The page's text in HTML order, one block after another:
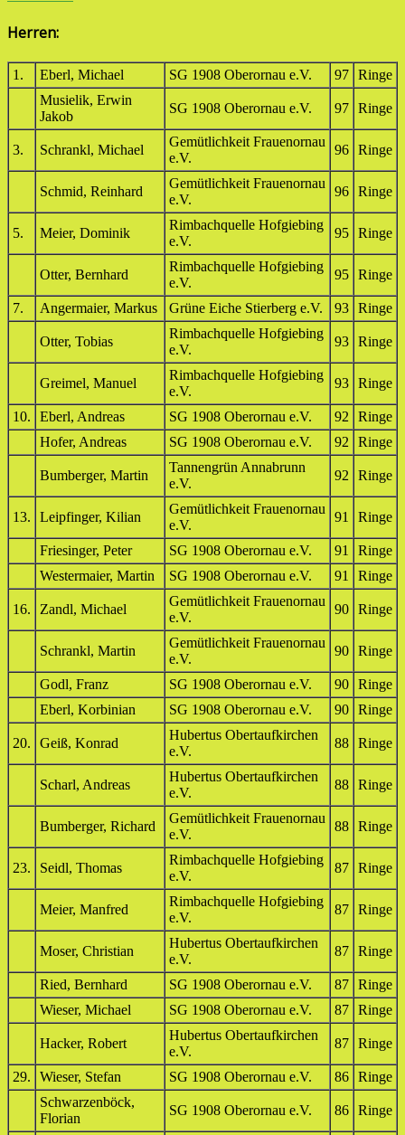
Herren:
1. Eberl, Michael SG 1908 Oberornau e.V. 97 Ringe
Musielik, Erwin
Jakob
SG 1908 Oberornau e.V. 97 Ringe
3. Schrankl, Michael
Gemütlichkeit Frauenornau
e.V.
96 Ringe
Schmid, Reinhard
Gemütlichkeit Frauenornau
e.V.
96 Ringe
5. Meier, Dominik
Rimbachquelle Hofgiebing
e.V.
95 Ringe
Otter, Bernhard
Rimbachquelle Hofgiebing
e.V.
95 Ringe
7. Angermaier, Markus Grüne Eiche Stierberg e.V. 93 Ringe
Otter, Tobias
Rimbachquelle Hofgiebing
e.V.
93 Ringe
Greimel, Manuel
Rimbachquelle Hofgiebing
e.V.
93 Ringe
10. Eberl, Andreas SG 1908 Oberornau e.V. 92
Ringe
Hofer, Andreas
SG 1908 Oberornau e.V. 92 Ringe
Bumberger, Martin
Tannengrün Annabrunn
e.V.
92 Ringe
13. Leipfinger, Kilian
Gemütlichkeit Frauenornau
e.V.
91 Ringe
Friesinger, Peter SG 1908 Oberornau e.V. 91
Ringe
Westermaier, Martin
SG 1908 Oberornau e.V. 91 Ringe
16. Zandl, Michael
Gemütlichkeit Frauenornau
e.V.
90 Ringe
Schrankl, Martin
Gemütlichkeit Frauenornau
e.V.
90 Ringe
Godl, Franz SG 1908 Oberornau e.V. 90 Ringe
Eberl, Korbinian
SG 1908 Oberornau e.V. 90 Ringe
20. Geiß, Konrad
Hubertus Obertaufkirchen
e.V.
88 Ringe
Scharl, Andreas
Hubertus Obertaufkirchen
e.V.
88 Ringe
Bumberger, Richard
Gemütlichkeit Frauenornau
e.V.
88 Ringe
23. Seidl, Thomas
Rimbachquelle Hofgiebing
e.V.
87 Ringe
Meier, Manfred
Rimbachquelle Hofgiebing
e.V.
87 Ringe
Moser, Christian
Hubertus Obertaufkirchen
e.V.
87 Ringe
Ried, Bernhard SG 1908 Oberornau e.V. 87 Ringe
Wieser, Michael
SG 1908 Oberornau e.V. 87 Ringe
Hacker, Robert
Hubertus Obertaufkirchen
e.V.
87 Ringe
29. Wieser, Stefan SG 1908 Oberornau e.V. 86 Ringe
Schwarzenböck,
Florian
SG 1908 Oberornau e.V. 86 Ringe